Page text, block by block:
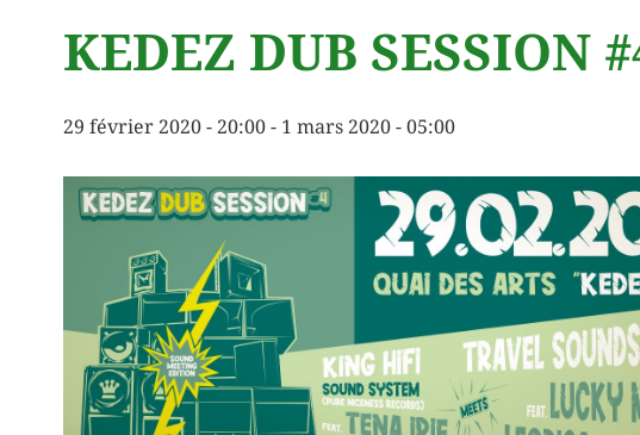
KEDEZ DUB SESSION
29 février 2020 - 20:00 - 1 mars 2020 - 05:00